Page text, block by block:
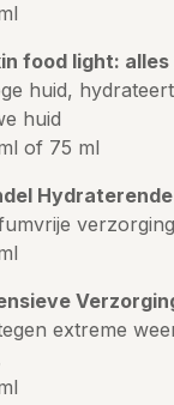
food light:
huid, hydrateert
huid
of 75 ml
extreme